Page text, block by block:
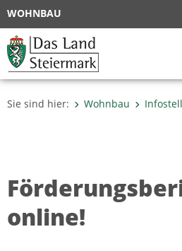
WOHNBAU
Sie sind hier: Wohnbau
online!